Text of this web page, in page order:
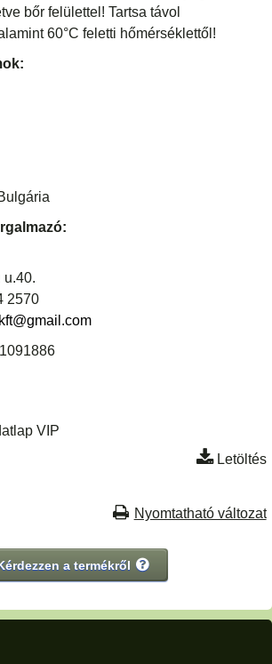
bőr felülettel! Tartsa távol
60°C feletti hőmérséklettől!
u.40.
2570
VIP
Letöltés
Nyomtatható változat
a termékről